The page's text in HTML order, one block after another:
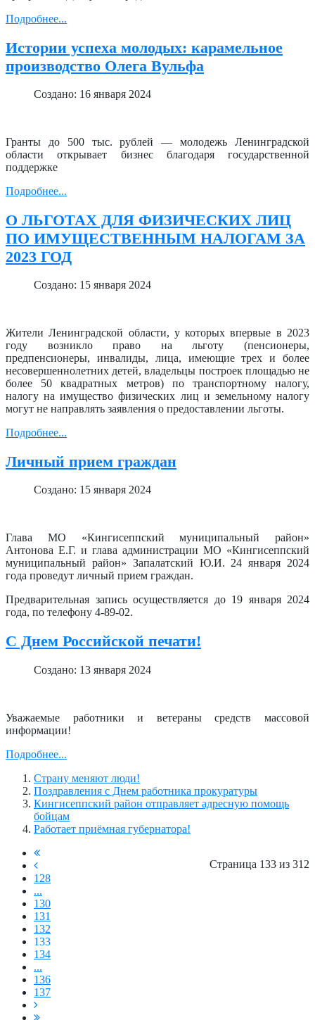
Подробнее...
Истории успеха молодых: карамельное
производство Олега Вульфа
Создано: 16 января 2024
Гранты до 500 тыс. рублей — молодежь Ленинградской
области открывает бизнес благодаря государственной
поддержке
Подробнее...
О ЛЬГОТАХ ДЛЯ ФИЗИЧЕСКИХ ЛИЦ
ПО ИМУЩЕСТВЕННЫМ НАЛОГАМ ЗА
2023 ГОД
Создано: 15 января 2024
Жители Ленинградской области, у которых впервые в 2023
году возникло право на льготу (пенсионеры,
предпенсионеры, инвалиды, лица, имеющие трех и более
несовершеннолетних детей, владельцы построек площадью не
более 50 квадратных метров) по транспортному налогу,
налогу на имущество физических лиц и земельному налогу
могут не направлять заявления о предоставлении льготы.
Подробнее...
Личный прием граждан
Создано: 15 января 2024
Глава МО «Кингисеппский муниципальный район»
Антонова Е.Г. и глава администрации МО «Кингисеппский
муниципальный район» Запалатский Ю.И. 24 января 2024
года проведут личный прием граждан.
Предварительная запись осуществляется до 19 января 2024
года, по телефону 4-89-02.
С Днем Российской печати!
Создано: 13 января 2024
Уважаемые работники и ветераны средств массовой
информации!
Подробнее...
Страну меняют люди!
Поздравления с Днем работника прокуратуры
Кингисеппский район отправляет адресную помощь
бойцам
Работает приёмная губернатора!
Страница 133 из 312
128
...
130
131
132
133
134
...
136
137